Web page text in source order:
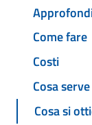
Come fare
Costi
Cosa serve
Cosa si